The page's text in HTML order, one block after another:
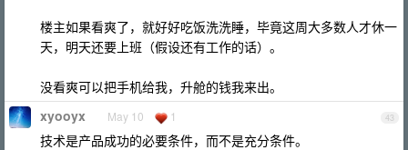
楼主如果看爽了，就好好吃饭洗洗睡，毕竟这周大多数人才休一
天，明天还要上班（假设还有工作的话）。
没看爽可以把手机给我，升舱的钱我来出。
43
xyooyx May 10 1
技术是产品成功的必要条件，而不是充分条件。